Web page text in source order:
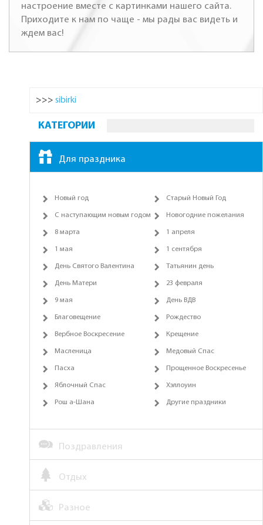
настроение вместе с картинками нашего сайта.
Приходите к нам по чаще - мы рады вас видеть и
ждем вас!
>>> sibirki
КАТЕГОРИИ
Для праздника
Новый год Старый Новый Год
С наступающим новым годом Новогодние пожелания
8 марта 1 апреля
1 мая 1 сентября
День Святого Валентина Татьянин день
День Матери 23 февраля
9 мая День ВДВ
Благовещение Рождество
Вербное Воскресение Крещение
Масленица Медовый Спас
Пасха Прощенное Воскресенье
Яблочный Спас Хэллоуин
Рош а-Шана Другие праздники
Поздравления
Отдых
Разное